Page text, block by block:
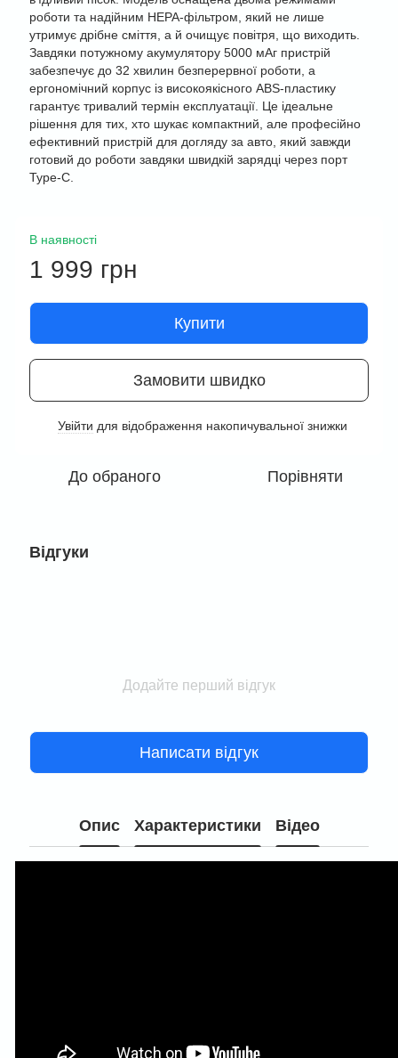
роботи та надійним HEPA-фільтром, який не лише
утримує дрібне сміття, а й очищує повітря, що виходить.
Завдяки потужному акумулятору 5000 мАг пристрій
забезпечує до 32 хвилин безперервної роботи, а
ергономічний корпус із високоякісного ABS-пластику
гарантує тривалий термін експлуатації. Це ідеальне
рішення для тих, хто шукає компактний, але професійно
ефективний пристрій для догляду за авто, який завжди
готовий до роботи завдяки швидкій зарядці через порт
Type-C.
В наявності
1 999 грн
Купити
Замовити швидко
Увійти для відображення накопичувальної знижки
До обраного Порівняти
Відгуки
Додайте перший відгук
Написати відгук
Опис Характеристики Відео